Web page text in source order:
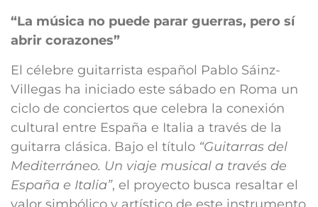
“La música no puede parar guerras, pero sí
abrir corazones”
El célebre guitarrista español Pablo Sáinz-
Villegas ha iniciado este sábado en Roma un
ciclo de conciertos que celebra la conexión
cultural entre España e Italia a través de la
guitarra clásica. Bajo el título “Guitarras del
Mediterráneo. Un viaje musical a través de
España e Italia”, el proyecto busca resaltar el